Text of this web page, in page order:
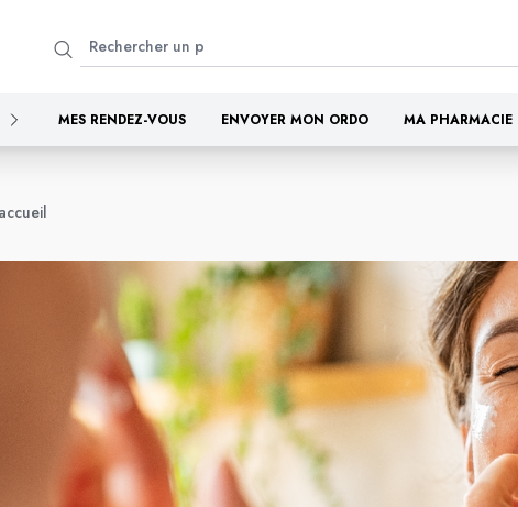
MES RENDEZ-VOUS ENVOYER MON ORDO MA PHARMACIE